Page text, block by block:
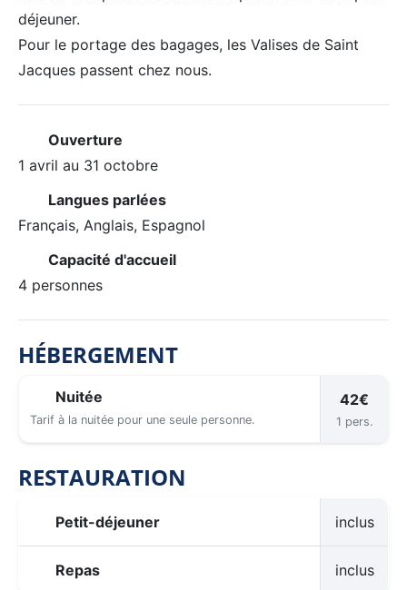
déjeuner.
Pour le portage des bagages, les Valises de Saint
Jacques passent chez nous.
Ouverture
1 avril au 31 octobre
Langues parlées
Français, Anglais, Espagnol
Capacité d'accueil
4 personnes
HÉBERGEMENT
Nuitée
Tarif à la nuitée pour une seule personne.
42€
1 pers.
RESTAURATION
Petit-déjeuner inclus
Repas inclus